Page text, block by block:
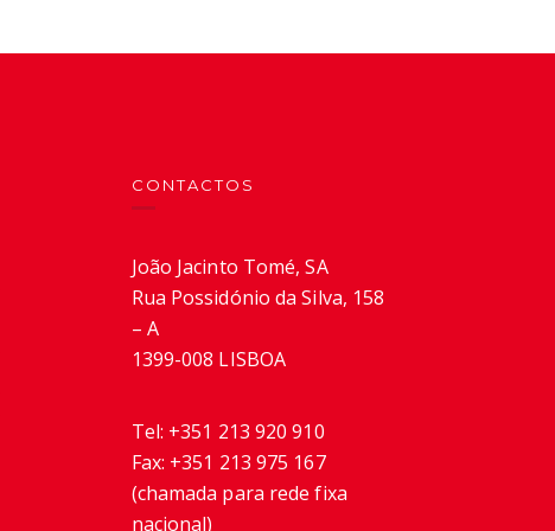
CONTACTOS
João Jacinto Tomé, SA
Rua Possidónio da Silva, 158
– A
1399-008 LISBOA
Tel: +351 213 920 910
Fax: +351 213 975 167
(chamada para rede fixa
nacional)